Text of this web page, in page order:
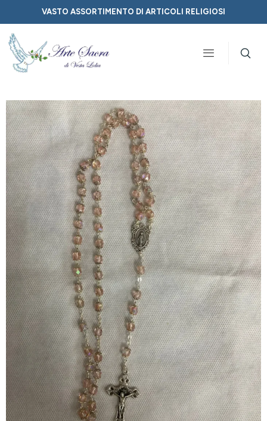
VASTO ASSORTIMENTO DI ARTICOLI RELIGIOSI